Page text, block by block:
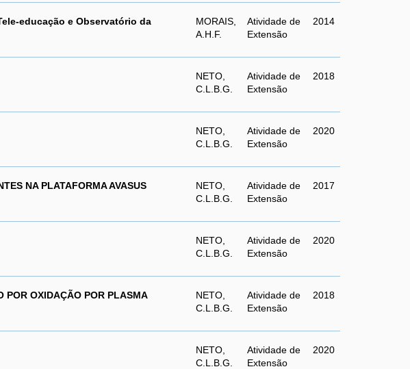
educação e Observatório da
MORAIS,
A.H.F.
Atividade de
Extensão
2014
NETO,
C.L.B.G.
Atividade de
Extensão
2018
NETO,
C.L.B.G.
Atividade de
Extensão
2020
NA PLATAFORMA AVASUS
NETO,
C.L.B.G.
Atividade de
Extensão
2017
NETO,
C.L.B.G.
Atividade de
Extensão
2020
POR OXIDAÇÃO POR PLASMA
NETO,
C.L.B.G.
Atividade de
Extensão
2018
NETO,
C.L.B.G.
Atividade de
Extensão
2020